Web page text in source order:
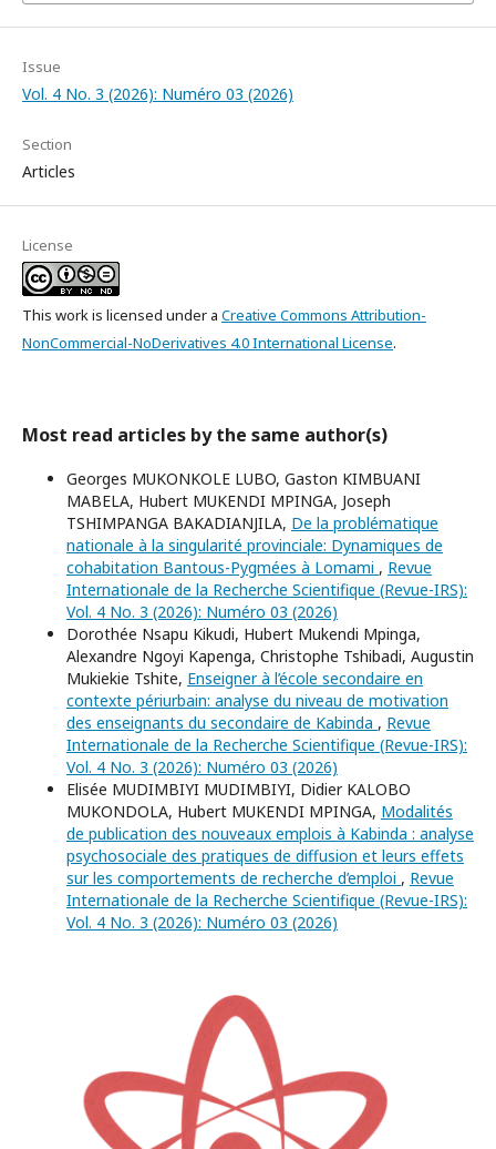
Issue
Vol. 4 No. 3 (2026): Numéro 03 (2026)
Section
Articles
License
This work is licensed under a Creative Commons Attribution-
NonCommercial-NoDerivatives 4.0 International License.
Most read articles by the same author(s)
Georges MUKONKOLE LUBO, Gaston KIMBUANI
MABELA, Hubert MUKENDI MPINGA, Joseph
TSHIMPANGA BAKADIANJILA, De la problématique
nationale à la singularité provinciale: Dynamiques de
cohabitation Bantous-Pygmées à Lomami , Revue
Internationale de la Recherche Scientifique (Revue-IRS):
Vol. 4 No. 3 (2026): Numéro 03 (2026)
Dorothée Nsapu Kikudi, Hubert Mukendi Mpinga,
Alexandre Ngoyi Kapenga, Christophe Tshibadi, Augustin
Mukiekie Tshite, Enseigner à l’école secondaire en
contexte périurbain: analyse du niveau de motivation
des enseignants du secondaire de Kabinda , Revue
Internationale de la Recherche Scientifique (Revue-IRS):
Vol. 4 No. 3 (2026): Numéro 03 (2026)
Elisée MUDIMBIYI MUDIMBIYI, Didier KALOBO
MUKONDOLA, Hubert MUKENDI MPINGA, Modalités
de publication des nouveaux emplois à Kabinda : analyse
psychosociale des pratiques de diffusion et leurs effets
sur les comportements de recherche d’emploi , Revue
Internationale de la Recherche Scientifique (Revue-IRS):
Vol. 4 No. 3 (2026): Numéro 03 (2026)